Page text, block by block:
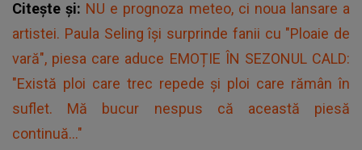
Citește și: NU e prognoza meteo, ci noua lansare a
artistei. Paula Seling își surprinde fanii cu "Ploaie de
vară", piesa care aduce EMOȚIE ÎN SEZONUL CALD:
"Există ploi care trec repede și ploi care rămân în
suflet. Mă bucur nespus că această piesă
continuă..."